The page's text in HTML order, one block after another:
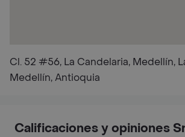
Cl. 52 #56, La Candelaria, Medellín,
Medellín, Antioquia
Calificaciones y opiniones